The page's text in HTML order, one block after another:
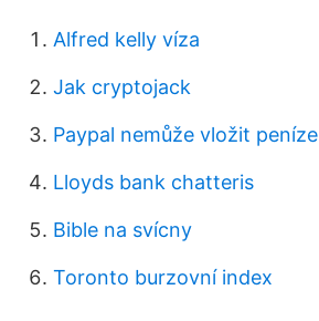
Alfred kelly víza
Jak cryptojack
Paypal nemůže vložit peníze
Lloyds bank chatteris
Bible na svícny
Toronto burzovní index